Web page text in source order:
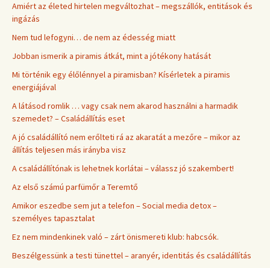
Amiért az életed hirtelen megváltozhat – megszállók, entitások és
ingázás
Nem tud lefogyni… de nem az édesség miatt
Jobban ismerik a piramis átkát, mint a jótékony hatását
Mi történik egy élőlénnyel a piramisban? Kísérletek a piramis
energiájával
A látásod romlik … vagy csak nem akarod használni a harmadik
szemedet? – Családállítás eset
A jó családállító nem erőlteti rá az akaratát a mezőre – mikor az
állítás teljesen más irányba visz
A családállítónak is lehetnek korlátai – válassz jó szakembert!
Az első számú parfümőr a Teremtő
Amikor eszedbe sem jut a telefon – Social media detox –
személyes tapasztalat
Ez nem mindenkinek való – zárt önismereti klub: habcsók.
Beszélgessünk a testi tünettel – aranyér, identitás és családállítás